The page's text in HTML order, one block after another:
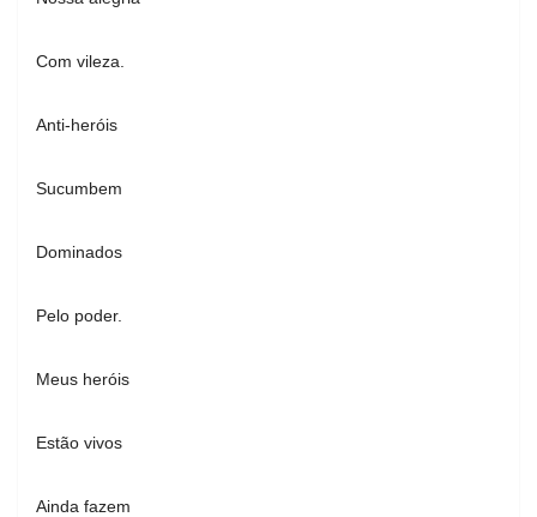
Com vileza.
Anti-heróis
Sucumbem
Dominados
Pelo poder.
Meus heróis
Estão vivos
Ainda fazem